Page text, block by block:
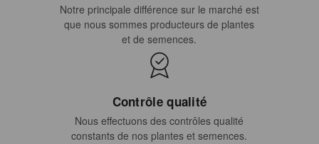
Notre principale différence sur le marché est
que nous sommes producteurs de plantes
et de semences.
Contrôle qualité
Nous effectuons des contrôles qualité
constants de nos plantes et semences.